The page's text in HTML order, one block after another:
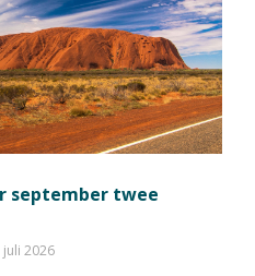
september twee
juli 2026